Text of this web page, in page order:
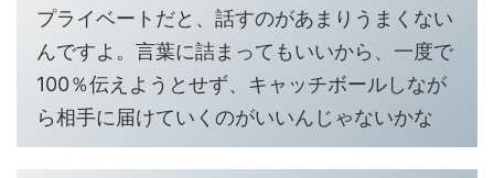
プライベートだと、話すのがあまりうまくない
んですよ。言葉に詰まってもいいから、一度で
100％伝えようとせず、キャッチボールしなが
ら相手に届けていくのがいいんじゃないかな